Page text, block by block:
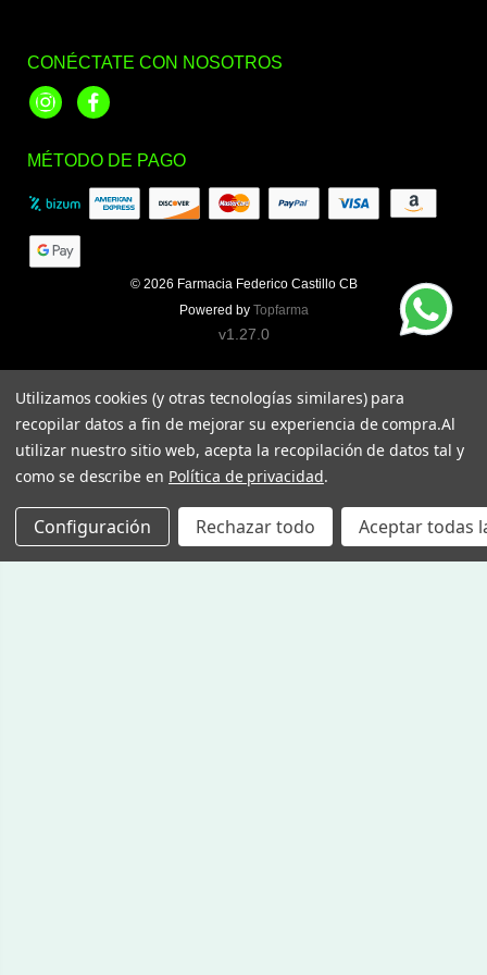
CONÉCTATE CON NOSOTROS
InstagramFacebook
MÉTODO DE PAGO
© 2026 Farmacia Federico Castillo CB
Powered by Topfarma
v1.27.0
Utilizamos cookies (y otras tecnologías similares) para
recopilar datos a fin de mejorar su experiencia de compra.Al
utilizar nuestro sitio web, acepta la recopilación de datos tal y
como se describe en Política de privacidad.
Configuración Rechazar todo Aceptar todas